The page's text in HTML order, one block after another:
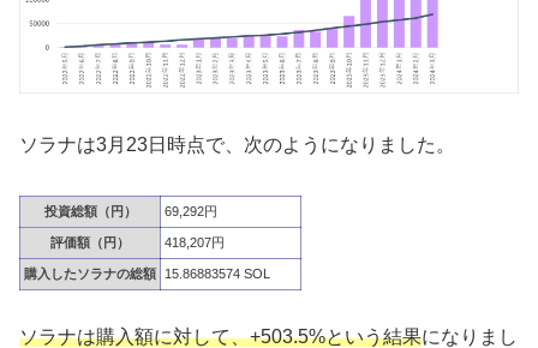
ソラナは3月23日時点で、次のようになりました。
投資総額（円） 69,292円
評価額（円） 418,207円
購入したソラナの総額 15.86883574 SOL
ソラナは購入額に対して、+503.5%という結果になりまし